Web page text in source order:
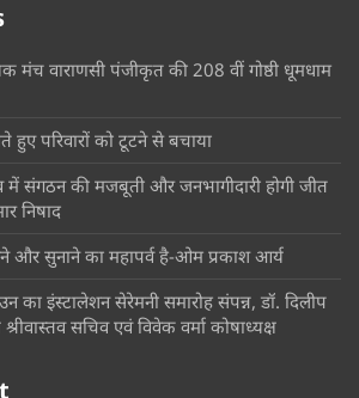
मंच वाराणसी पंजीकृत की 208 वीं गोष्ठी धूमधाम
हुए परिवारों को टूटने से बचाया
में संगठन की मजबूती और जनभागीदारी होगी जीत
निषाद
और सुनाने का महापर्व है-ओम प्रकाश आर्य
का इंस्टालेशन सेरेमनी समारोह संपन्न, डॉ. दिलीप
सचिव एवं विवेक वर्मा कोषाध्यक्ष